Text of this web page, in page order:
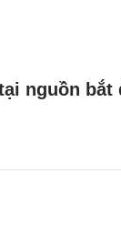
nguồn bắt